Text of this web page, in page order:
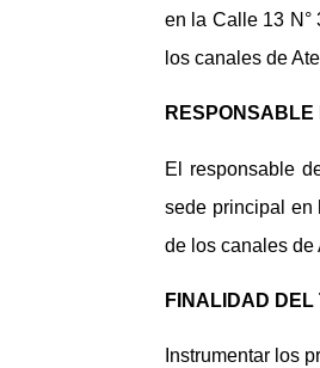
en la Calle 13 N°
los canales de
RESPONSABLE
El responsable
sede principal en
de los canales de
FINALIDAD DEL
Instrumentar los